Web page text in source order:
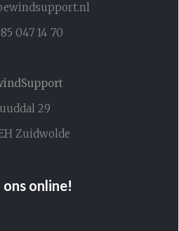
047 14 70
29
Zuidwolde
online!